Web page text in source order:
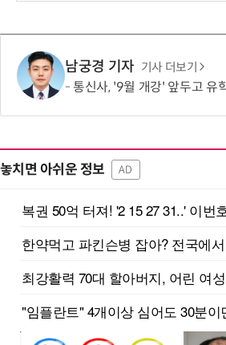
남궁경 기자 기사 더보기
통신사, '9월 개강' 앞두고 유학생 확보 총력
놓치면 아쉬운 정보 AD